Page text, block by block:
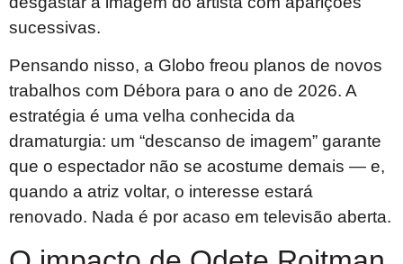
sucessivas.
Pensando nisso, a Globo freou planos de novos
trabalhos com Débora para o ano de 2026. A
estratégia é uma velha conhecida da
dramaturgia: um “descanso de imagem” garante
que o espectador não se acostume demais — e,
quando a atriz voltar, o interesse estará
renovado. Nada é por acaso em televisão aberta.